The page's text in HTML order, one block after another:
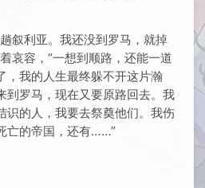
叙利亚。我还没到罗马，就掉
哀容，“一想到顺路，还能一道
，我的人生最终躲不开这片瀚
到罗马，现在又要原路回去。我
识的人，我要去祭奠他们。我伤
亡的帝国，还有……”